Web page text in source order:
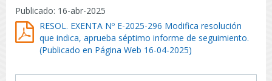
Publicado: 16-abr-2025
RESOL. EXENTA Nº E-2025-296 Modifica resolución
que indica, aprueba séptimo informe de seguimiento.
(Publicado en Página Web 16-04-2025)